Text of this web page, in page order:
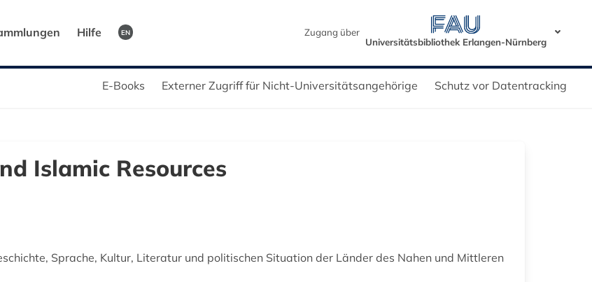
Hilfe EN
Zugang über
Universitätsbibliothek Erlangen-Nürnberg
E-Books Externer Zugriff für Nicht-Universitätsangehörige Schutz vor Datentracking
Islamic Resources
Sprache, Kultur, Literatur und politischen Situation der Länder des Nahen und Mittleren